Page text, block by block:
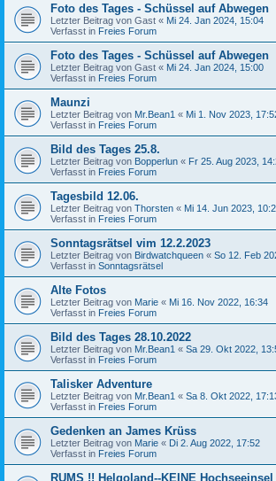
Foto des Tages - Schüssel auf Abwegen
Letzter Beitrag von Gast « Mi 24. Jan 2024, 15:04
Verfasst in Freies Forum
Foto des Tages - Schüssel auf Abwegen
Letzter Beitrag von Gast « Mi 24. Jan 2024, 15:00
Verfasst in Freies Forum
Maunzi
Letzter Beitrag von Mr.Bean1 « Mi 1. Nov 2023,
Verfasst in Freies Forum
Bild des Tages 25.8.
Letzter Beitrag von Bopperlun « Fr 25. Aug 2023,
Verfasst in Freies Forum
Tagesbild 12.06.
Letzter Beitrag von Thorsten « Mi 14. Jun 2023,
Verfasst in Freies Forum
Sonntagsrätsel vim 12.2.2023
Letzter Beitrag von Birdwatchqueen « So 12. Feb
Verfasst in Sonntagsrätsel
Alte Fotos
Letzter Beitrag von Marie « Mi 16. Nov 2022, 16:34
Verfasst in Freies Forum
Bild des Tages 28.10.2022
Letzter Beitrag von Mr.Bean1 « Sa 29. Okt 2022,
Verfasst in Freies Forum
Talisker Adventure
Letzter Beitrag von Mr.Bean1 « Sa 8. Okt 2022,
Verfasst in Freies Forum
Gedenken an James Krüss
Letzter Beitrag von Marie « Di 2. Aug 2022, 17:52
Verfasst in Freies Forum
RUMS !! Helgoland--KEINE Hochseeinsel